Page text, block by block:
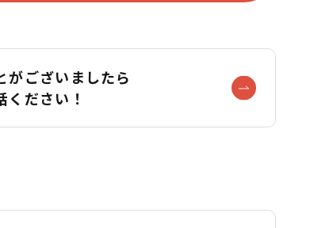
がございましたら
ください！